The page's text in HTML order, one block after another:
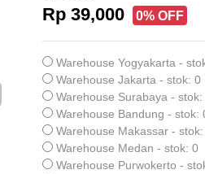
Rp 39,000 0% OFF
Warehouse Yogyakarta -
Warehouse Jakarta - stok: 0
Warehouse Surabaya - stok:
Warehouse Bandung - stok:
Warehouse Makassar -
Warehouse Medan - stok: 0
Warehouse Purwokerto -